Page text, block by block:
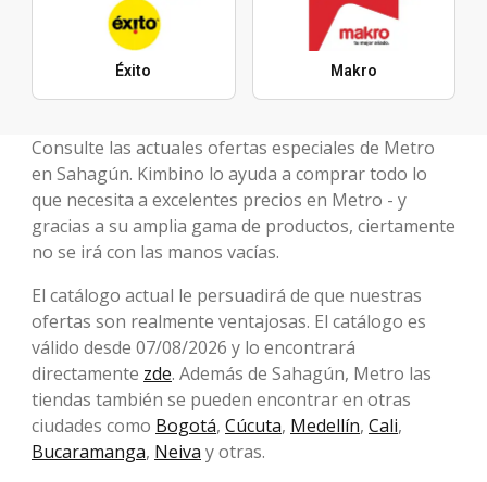
Éxito Makro
Consulte las actuales ofertas especiales de Metro
en Sahagún. Kimbino lo ayuda a comprar todo lo
que necesita a excelentes precios en Metro - y
gracias a su amplia gama de productos, ciertamente
no se irá con las manos vacías.
El catálogo actual le persuadirá de que nuestras
ofertas son realmente ventajosas. El catálogo es
válido desde 07/08/2026 y lo encontrará
directamente zde. Además de Sahagún, Metro las
tiendas también se pueden encontrar en otras
ciudades como Bogotá, Cúcuta, Medellín, Cali,
Bucaramanga, Neiva y otras.